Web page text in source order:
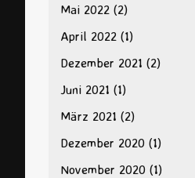
Mai 2022 (2)
April 2022 (1)
Dezember 2021 (2)
Juni 2021 (1)
März 2021 (2)
Dezember 2020 (1)
November 2020 (1)